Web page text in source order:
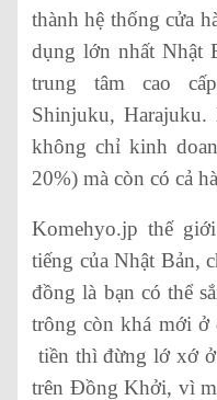
thành hệ thống cửa
dụng lớn nhất Nhật
trung tâm cao
Shinjuku,
không chỉ kinh
20%) mà còn có cả
Komehyo.jp thế
tiếng của Nhật Bản,
đồng là bạn có thể
trông còn khá mới
tiền thì đừng lớ xớ
trên Đồng Khởi, vì